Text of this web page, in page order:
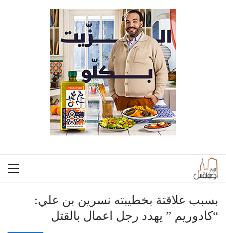
بسبب علاقتة بخطيبته نسرين بن علي:
“كادوريم ” يهدد رجل اعمال بالقتل